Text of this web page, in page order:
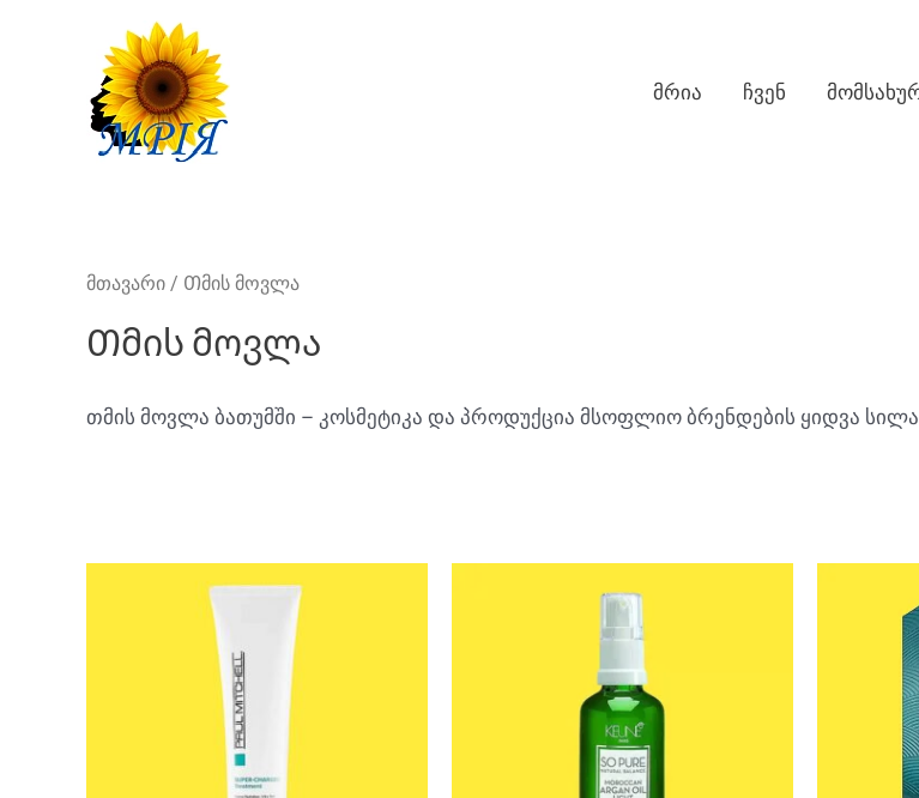
მრია ჩვენ
მთავარი / Თმის მოვლა
Თმის მოვლა
თმის მოვლა ბათუმში – კოსმეტიკა და პროდუქცია მსოფლიო ბრენდების ყიდვა